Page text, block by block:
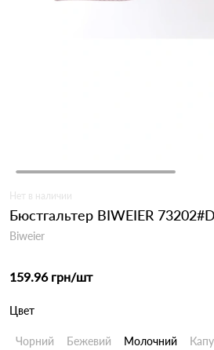
Нет в наличии
Бюстгальтер BIWEIER
Biweier
159.96 грн/шт
Цвет
Чорний Бежевий Молочний